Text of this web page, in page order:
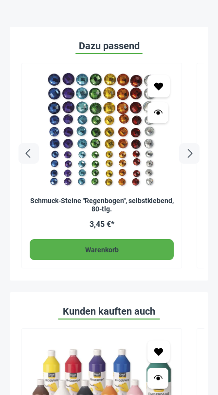
Dazu passend
Schmuck-Steine "Regenbogen", selbstklebend,
80-tlg.
3,45 €*
Warenkorb
Kunden kauften auch